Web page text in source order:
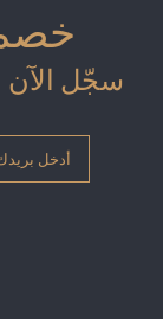
خصم 15%
سجّل الآن